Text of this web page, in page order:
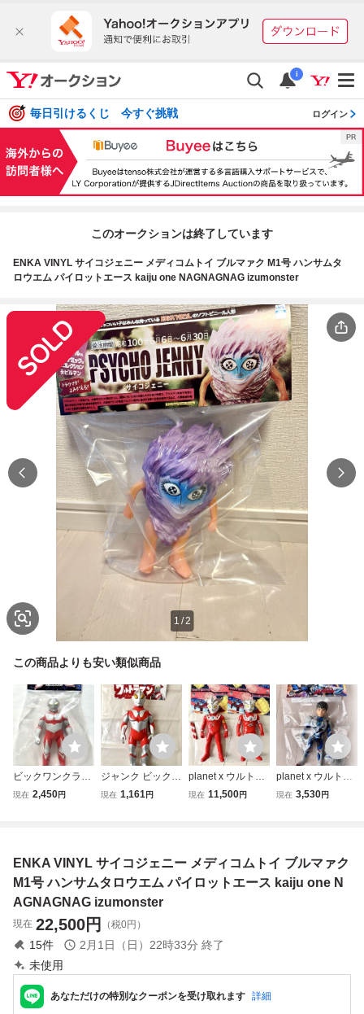
i
毎日引けるくじ 今すぐ挑戦 ログイン
このオークションは終了しています
ENKA VINYL サイコジェニー メディコムトイ ブルマァク M1号 ハンサムタ
ロウエム パイロットエース kaiju one NAGNAGNAG izumonster
1 /2
この商品よりも安い類似商品
ビックワンクラフ
ト ウルトラマング
ロウエム 安楽安作
kaiju one
現在 2,450円
ジャンク ビックワ
ンクラフト アーカ
ロウエム 安楽安作
kaiju one
現在 1,161円
planet x ウルトラ
マンレオ アストラ
安作 passiontank
kaiju one
現在 11,500円
planet x ウルトラ
マンZ メディコム
ank kaiju one やま
なや
現在 3,530円
ENKA VINYL サイコジェニー メディコムトイ ブルマァク
M1号 ハンサムタロウエム パイロットエース kaiju one N
AGNAGNAG izumonster
現在 22,500円 （税0円）
15件 2月1日（日）22時33分 終了
未使用
あなただけの特別なクーポンを受け取れます 詳細